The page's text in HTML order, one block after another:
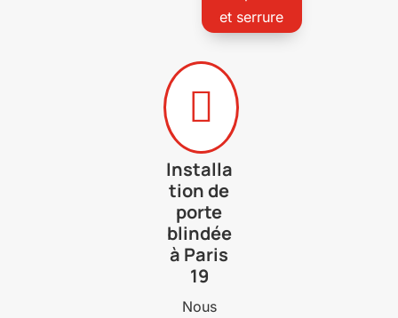
et serrure

Installa
tion de
porte
blindée
à Paris
19
Nous